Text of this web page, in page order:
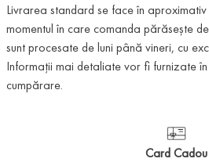
Livrarea standard se face în
momentul în care comanda părăsește
sunt procesate de luni până vineri, cu
Informații mai detaliate vor fi furnizate
cumpărare.
Card Cadou